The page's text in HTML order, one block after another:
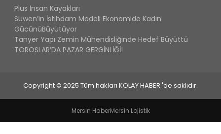
Plus İnsan Kayakları
Suwen’in İstihdam Modeli Ekonomide Kadın
GücünüBüyütüyor
Tanyer Yapı Zemin Mühendisliğinde Hedef Büyüttü
TOROSLAR’DA PAZAR GERGİNLİĞİ!
Copyright © 2025 Tüm hakları KOLAY HABER 'de saklıdır.
Mersin HaberMersin Lojistik